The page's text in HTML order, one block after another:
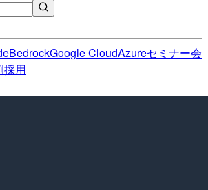
BedrockGoogle CloudAzureセミナー会
採用